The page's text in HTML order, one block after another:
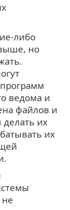
либо
но
ведома и
файлов и
их
их
не